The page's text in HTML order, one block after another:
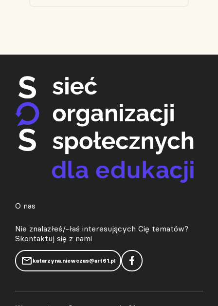
O nas
Nie znalazłeś/-łaś interesujących Cię tematów?
Skontaktuj się z nami
katarzyna.niewczas@art61.pl